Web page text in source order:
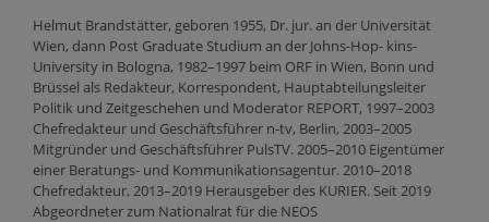
Helmut Brandstätter, geboren 1955, Dr. jur. an der Universität
Wien, dann Post Graduate Studium an der Johns-Hop- kins-
University in Bologna, 1982–1997 beim ORF in Wien, Bonn und
Brüssel als Redakteur, Korrespondent, Hauptabteilungsleiter
Politik und Zeitgeschehen und Moderator REPORT, 1997–2003
Chefredakteur und Geschäftsführer n-tv, Berlin, 2003–2005
Mitgründer und Geschäftsführer PulsTV. 2005–2010 Eigentümer
einer Beratungs- und Kommunikationsagentur. 2010–2018
Chefredakteur, 2013–2019 Herausgeber des KURIER. Seit 2019
Abgeordneter zum Nationalrat für die NEOS